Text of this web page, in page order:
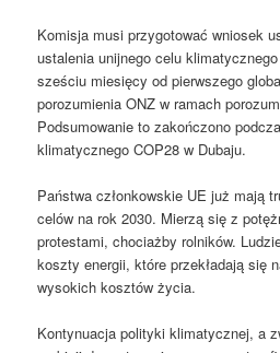
Komisja musi przygotować wniosek
ustalenia unijnego celu
sześciu miesięcy od pierwszego
porozumienia ONZ w ramach
Podsumowanie to zakończono
klimatycznego COP28 w Dubaju.
Państwa członkowskie UE już mają
celów na rok 2030. Mierzą się z
protestami, chociażby rolników.
koszty energii, które przekładają się
wysokich kosztów życia.
Kontynuacja polityki klimatycznej, a